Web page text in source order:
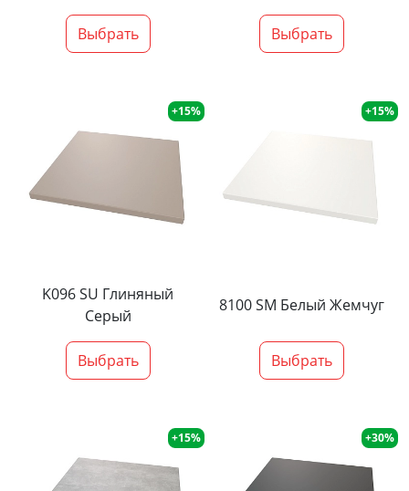
Выбрать Выбрать
+15%
K096 SU Глиняный
Серый
Выбрать
+15%
8100 SM Белый Жемчуг
Выбрать
+15% +30%